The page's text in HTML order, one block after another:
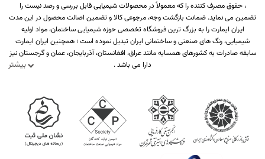
بیشتر
، حقوق مصرف کننده را که معمولاً در محصولات شیمیایی قابل بررسی و رصد نیست را
تضمین می نماید. ضمانت بازگشت وجه، مرجوعی کالا و تضمین اصالت محصول در این مدت
ایران ایمارت را به بزرگ ترین فروشگاه تخصصی حوزه شیمیایی ساختمان، مواد اولیه
شیمیایی، رنگ های صنعتی و ساختمانی ایران تبدیل نموده است ؛ همچنین ایران ایمارت
سابقه صادرات به کشورهای همسایه مانند عراق، افغانستان، آذربایجان، عمان و گرجستان نیز
دارا می باشد .